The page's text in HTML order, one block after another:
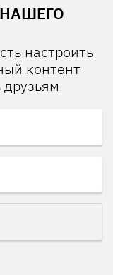
настроить
контент